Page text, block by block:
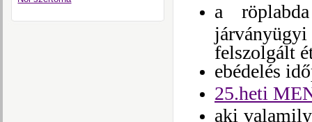
a
felszolgált
ebédelés
25.heti
aki